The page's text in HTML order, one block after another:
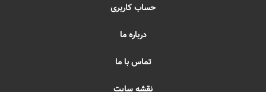
حساب کاربری
درباره ما
تماس با ما
نقشه سایت